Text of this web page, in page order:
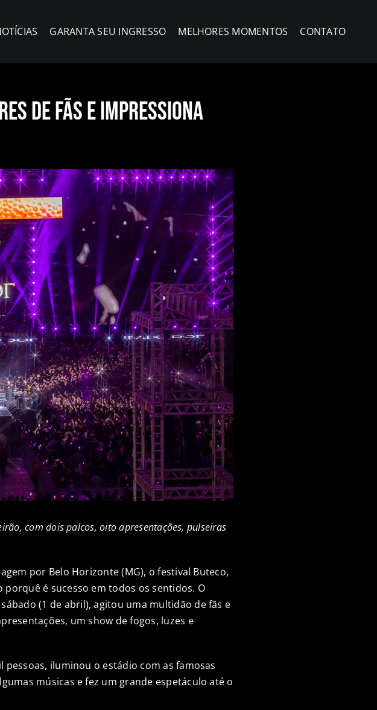
GARANTA SEU INGRESSO MELHORES MOMENTOS CONTATO
de fãs e impressiona
com dois palcos, oito apresentações, pulseiras
por Belo Horizonte (MG), o festival Buteco,
é sucesso em todos os sentidos. O
(1 de abril), agitou uma multidão de fãs e
um show de fogos, luzes e
iluminou o estádio com as famosas
músicas e fez um grande espetáculo até o